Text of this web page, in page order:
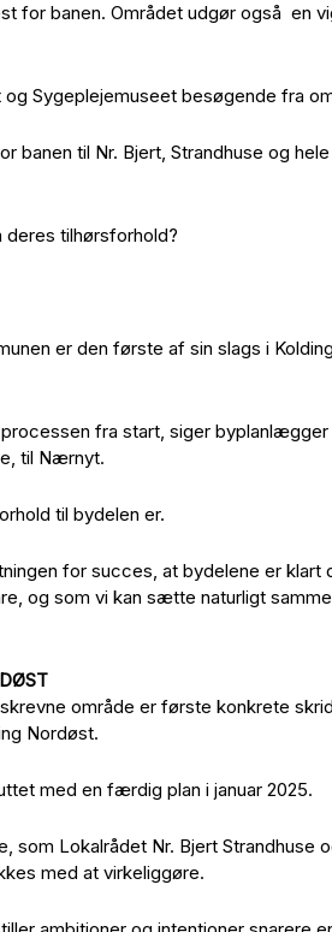
for banen. Området udgør også en
Sygeplejemuseet besøgende fra
banen til Nr. Bjert, Strandhuse og hele
deres tilhørsforhold?
er den første af sin slags i
fra start, siger byplanlægger
til Nærnyt.
til bydelen er.
for succes, at bydelene er klart
og som vi kan sætte naturligt
område er første konkrete
Nordøst.
med en færdig plan i januar 2025.
Lokalrådet Nr. Bjert Strandhuse
med at virkeliggøre.